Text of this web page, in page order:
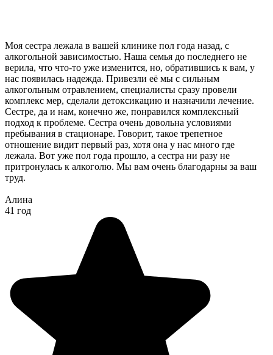
Моя сестра лежала в вашей клинике пол года назад, с
алкогольной зависимостью. Наша семья до последнего не
верила, что что-то уже изменится, но, обратившись к вам, у
нас появилась надежда. Привезли её мы с сильным
алкогольным отравлением, специалисты сразу провели
комплекс мер, сделали детоксикацию и назначили лечение.
Сестре, да и нам, конечно же, понравился комплексный
подход к проблеме. Сестра очень довольна условиями
пребывания в стационаре. Говорит, такое трепетное
отношение видит первый раз, хотя она у нас много где
лежала. Вот уже пол года прошло, а сестра ни разу не
притронулась к алкоголю. Мы вам очень благодарны за ваш
труд.
Алина
41 год